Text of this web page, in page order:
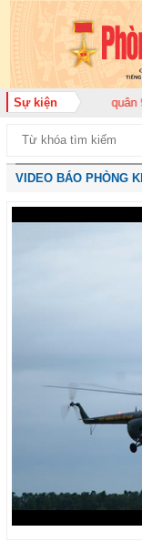
Sự kiệnquân 920 tổ chức
VIDEO BÁO PHÒNG